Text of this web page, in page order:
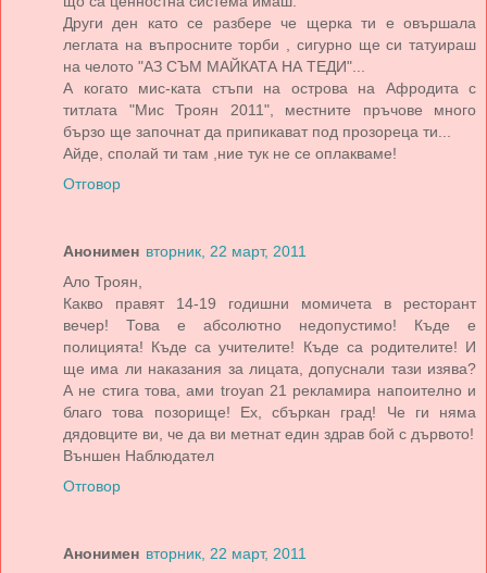
Други ден като се разбере че щерка ти е овършала
леглата на въпросните торби , сигурно ще си татуираш
на челото "АЗ СЪМ МАЙКАТА НА ТЕДИ"...
А когато мис-ката стъпи на острова на Афродита с
титлата "Мис Троян 2011", местните пръчове много
бързо ще започнат да припикават под прозореца ти...
Айде, сполай ти там ,ние тук не се оплакваме!
Отговор
Анонимен вторник, 22 март, 2011
Ало Троян,
Какво правят 14-19 годишни момичета в ресторант
вечер! Това е абсолютно недопустимо! Къде е
полицията! Къде са учителите! Къде са родителите! И
ще има ли наказания за лицата, допуснали тази изява?
А не стига това, ами troyan 21 рекламира напоително и
благо това позорище! Ех, сбъркан град! Че ги няма
дядовците ви, че да ви метнат един здрав бой с дървото!
Външен Наблюдател
Отговор
Анонимен вторник, 22 март, 2011